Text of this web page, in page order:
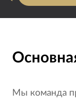
Мы команда